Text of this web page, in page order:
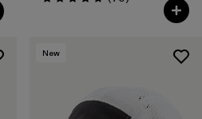
Valoración: 4.8 / 5
New